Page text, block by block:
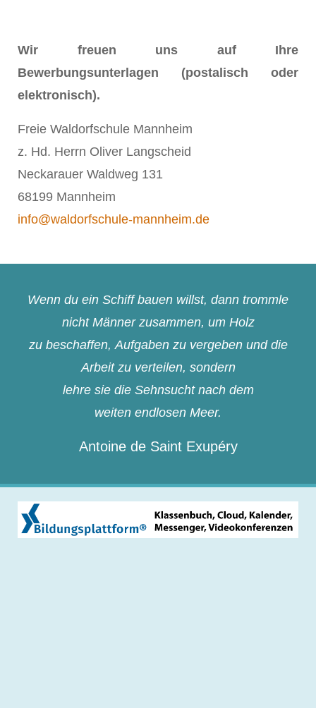
Wir freuen uns auf Ihre
Bewerbungsunterlagen (postalisch oder
elektronisch).
Freie Waldorfschule Mannheim
z. Hd. Herrn Oliver Langscheid
Neckarauer Waldweg 131
68199 Mannheim
info@waldorfschule-mannheim.de
Wenn du ein Schiff bauen willst, dann trommle
nicht Männer zusammen, um Holz
zu beschaffen, Aufgaben zu vergeben und die
Arbeit zu verteilen, sondern
lehre sie die Sehnsucht nach dem
weiten endlosen Meer.
Antoine de Saint Exupéry